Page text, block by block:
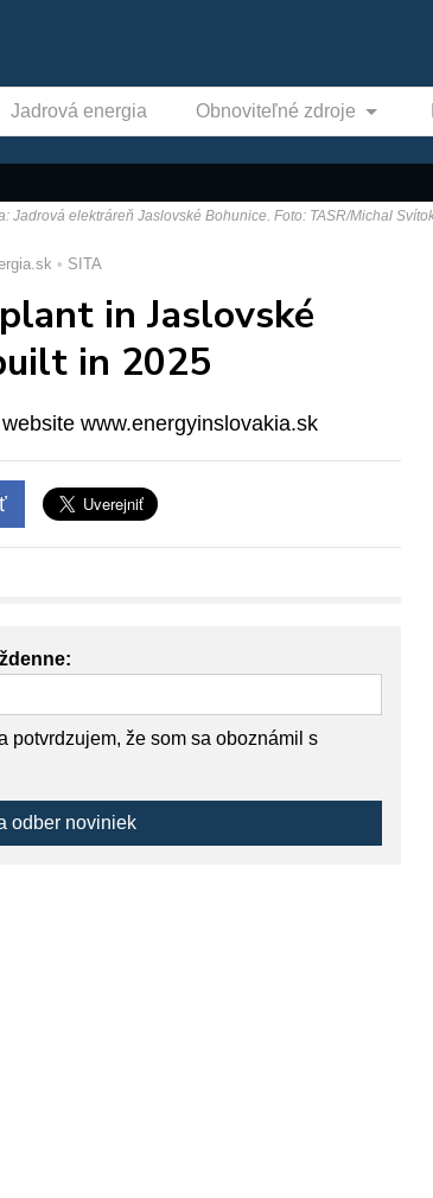
Jadrová energia Obnoviteľné zdroje
Jadrová elektráreň Jaslovské Bohunice. Foto: TASR/Michal
SITA
in Jaslovské
in 2025
www.energyinslovakia.sk
potvrdzujem, že som sa oboznámil s
odber noviniek